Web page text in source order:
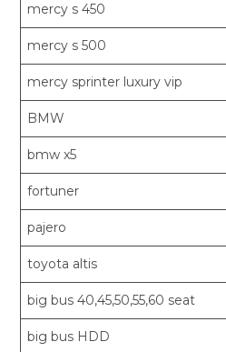
mercy s 450
mercy s 500
mercy sprinter luxury vip
BMW
bmw x5
fortuner
pajero
toyota altis
big bus 40,45,50,55,60 seat
big bus HDD